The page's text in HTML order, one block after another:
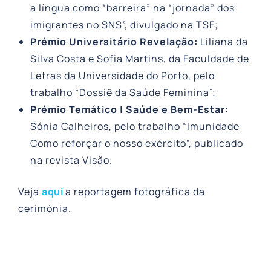
a língua como “barreira” na “jornada” dos
imigrantes no SNS”, divulgado na TSF;
Prémio Universitário Revelação: Liliana da
Silva Costa e Sofia Martins, da Faculdade de
Letras da Universidade do Porto, pelo
trabalho “Dossiê da Saúde Feminina”;
Prémio Temático | Saúde e Bem-Estar:
Sónia Calheiros, pelo trabalho “Imunidade:
Como reforçar o nosso exército”, publicado
na revista Visão.
Veja aquia reportagem fotográfica da
cerimónia.